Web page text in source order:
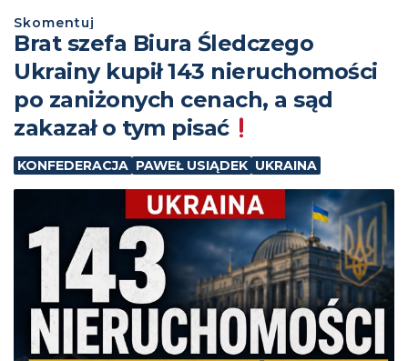
Skomentuj
Brat szefa Biura Śledczego
Ukrainy kupił 143 nieruchomości
po zaniżonych cenach, a sąd
zakazał o tym pisać
KONFEDERACJA PAWEŁ USIĄDEK UKRAINA